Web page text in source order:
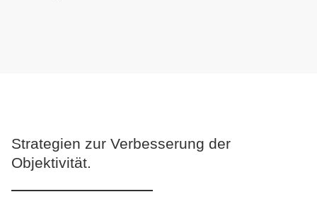
Strategien zur Verbesserung der
Objektivität.